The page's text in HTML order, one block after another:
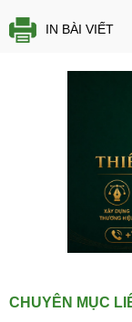
IN BÀI VIẾT
CHUYÊN MỤC